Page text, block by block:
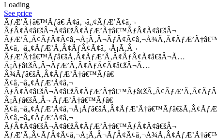
Loading
See price
ÃƒÆ’Ã†â€™Ãƒâ€ Ã¢â‚¬â„¢ÃƒÆ’Ã¢â‚¬
ÃƒÂ¢Ã¢â€šÂ¬Ã¢â€žÂ¢ÃƒÆ’Ã†â€™ÃƒÂ¢Ã¢â€šÂ¬
Ã¢â‚¬â„¢ÃƒÆ’Ã‚Â¢ÃƒÂ¢Ã¢â‚¬Å¡Ã‚Â¬
ÃƒÆ’Ã†â€™Ãƒâ€šÃ‚Â¢ÃƒÆ’Ã‚Â¢ÃƒÂ¢Ã¢â€šÂ¬Ã…
Â¡Ãƒâ€šÃ‚Â¬ÃƒÆ’Ã‚Â¢ÃƒÂ¢Ã¢â€šÂ¬Ã…
Â¾Ãƒâ€šÃ‚Â¢ÃƒÆ’Ã†â€™Ãƒâ€
Ã¢â‚¬â„¢ÃƒÆ’Ã¢â‚¬
Â¡Ãƒâ€šÃ‚Â¬ ÃƒÆ’Ã†â€™Ãƒâ€
Ã¢â‚¬â„¢ÃƒÆ’Ã¢â‚¬
ÃƒÂ¢Ã¢â€šÂ¬Ã¢â€žÂ¢ÃƒÆ’Ã†â€™ÃƒÂ¢Ã¢â€šÂ¬